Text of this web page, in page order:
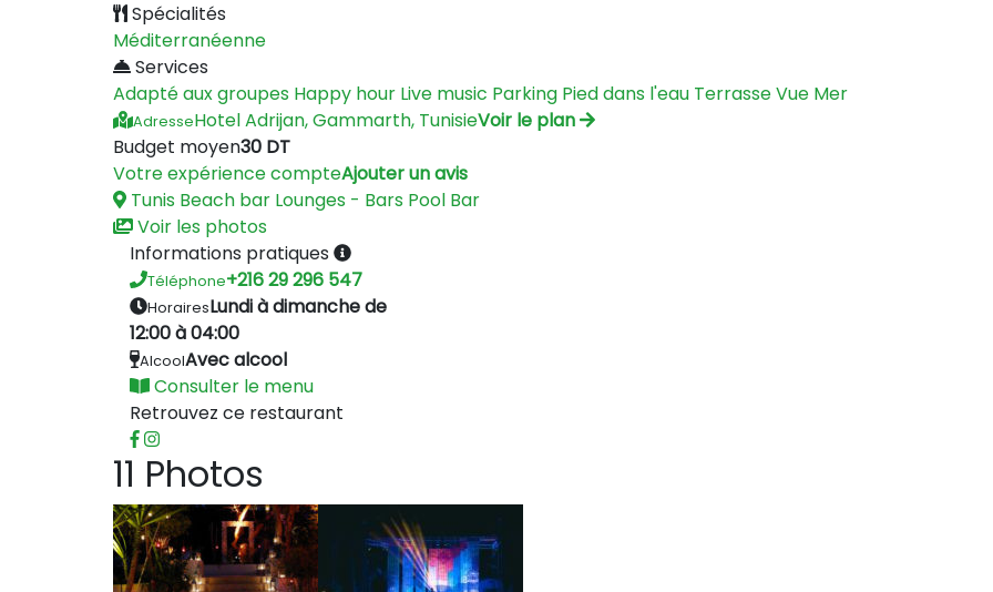
Spécialités
Méditerranéenne
Services
Adapté aux groupes Happy hour Live music Parking Pied dans l'eau TerrasseVue Mer
AdresseHotel Adrijan, Gammarth, TunisieVoir le plan
Budget moyen30 DT
Votre expérience compteAjouter un avis
Tunis Beach bar Lounges - Bars Pool Bar
Voir les photos
Informations pratiques
Téléphone+216 29 296 547
HorairesLundi à dimanche de
12:00 à 04:00
AlcoolAvec alcool
Consulter le menu
Retrouvez ce restaurant
11 Photos